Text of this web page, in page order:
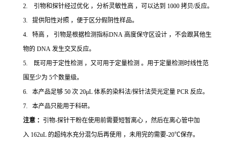
2. 引物和探针经过优化 ，分析灵敏性高 ，可以达到 1000 拷贝/反应。
3. 提供阳性对照 ，便于区分假阴性样品。
4. 特高 ， 引物是根据检测指标DNA 高度保守区设计 ，不会跟其他生
物的 DNA 发生交叉反应。
5. 既可用于定性检测 ，又可用于定量检测 。用于定量检测时线性范
围至少为 5个数量级。
6. 本产品足够 50 次 20μL 体系的染料法/探针法荧光定量 PCR 反应。
7. 本产品只能用于科研。
注意 ： 引物-探针干粉在使用前需要短暂离心 ，然后在离心管中加
入 162uL 的超纯水充分混匀后再使用 ，未用完的需要-20℃保存。